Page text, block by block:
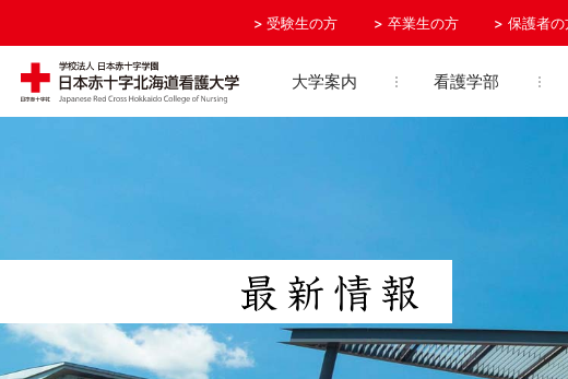
受験生の方 卒業生の方 保護者の
大学案内 看護学部